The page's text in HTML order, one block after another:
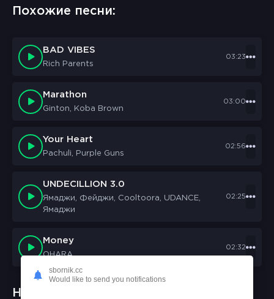
Похожие песни:
BAD VIBES
Rich Parents
03:23
Marathon
Ginton, Koba Brown
03:00
Your Heart
Pachuli, Purple Guns
02:56
UNDECILLION 3.0
Ямаджи, Фейджи, Cooltoora, UDANCE,
Ямаджи
02:25
Money
OHARA
02:32
Новые треки:
sbornik.cc
Would like to send you notifications